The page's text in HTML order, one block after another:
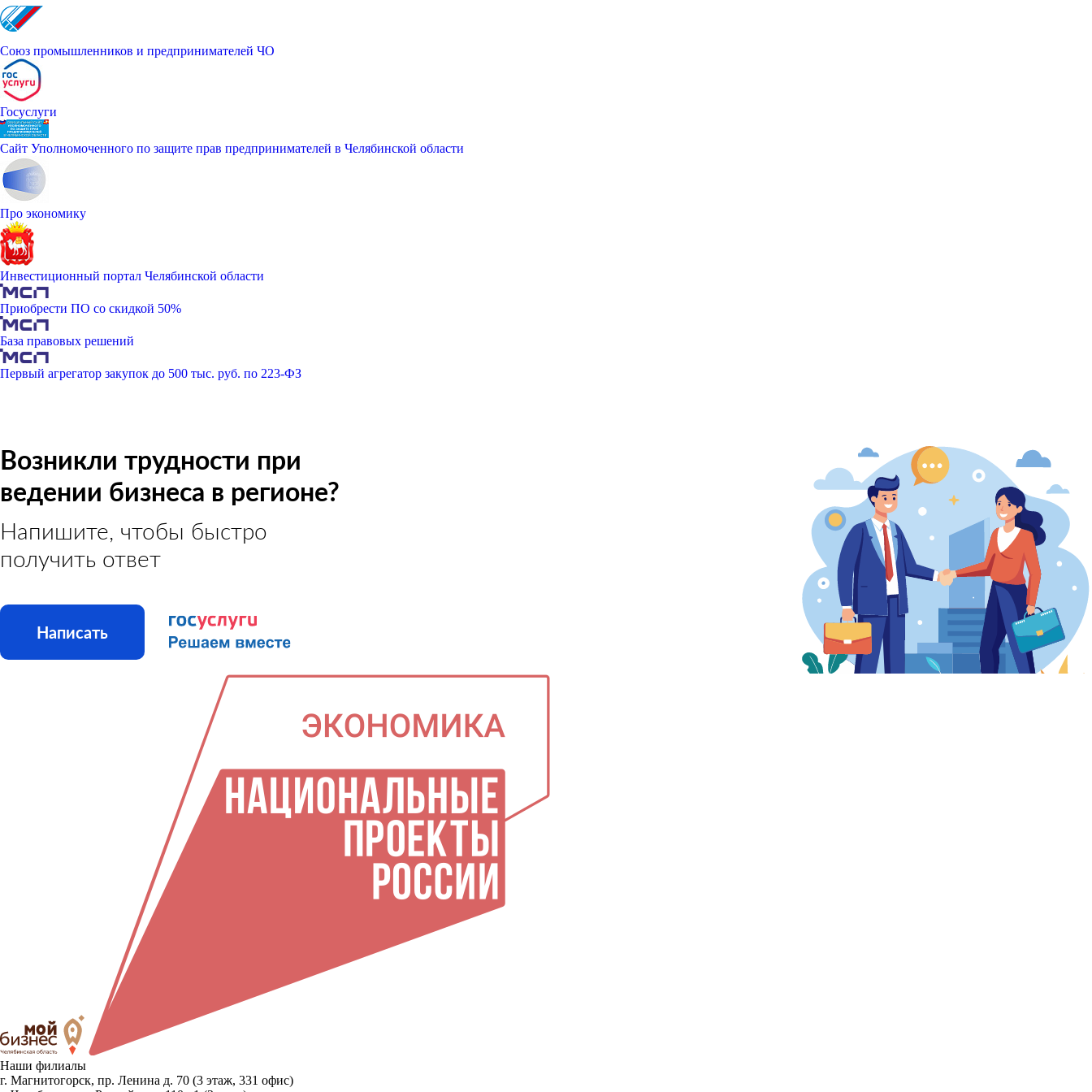
Союз промышленников и предпринимателей ЧО
Госуслуги
Сайт Уполномоченного по защите прав предпринимателей в Челябинской области
Про экономику
Инвестиционный портал Челябинской области
Приобрести ПО со скидкой 50%
База правовых решений
Первый агрегатор закупок до 500 тыс. руб. по 223-ФЗ
Возникли трудности при
ведении бизнеса в регионе?
Напишите, чтобы быстро
получить ответ
Написать
Наши филиалы
г. Магнитогорск, пр. Ленина д. 70 (3 этаж, 331 офис)